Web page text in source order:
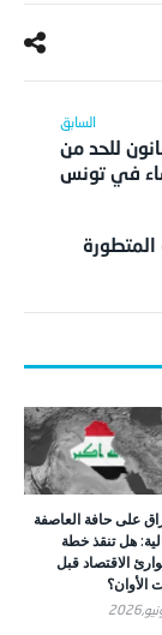
للحد من
في تونس
على حافة العاصفة
هل تنقذ خطة
الاقتصاد قبل
الأوان؟